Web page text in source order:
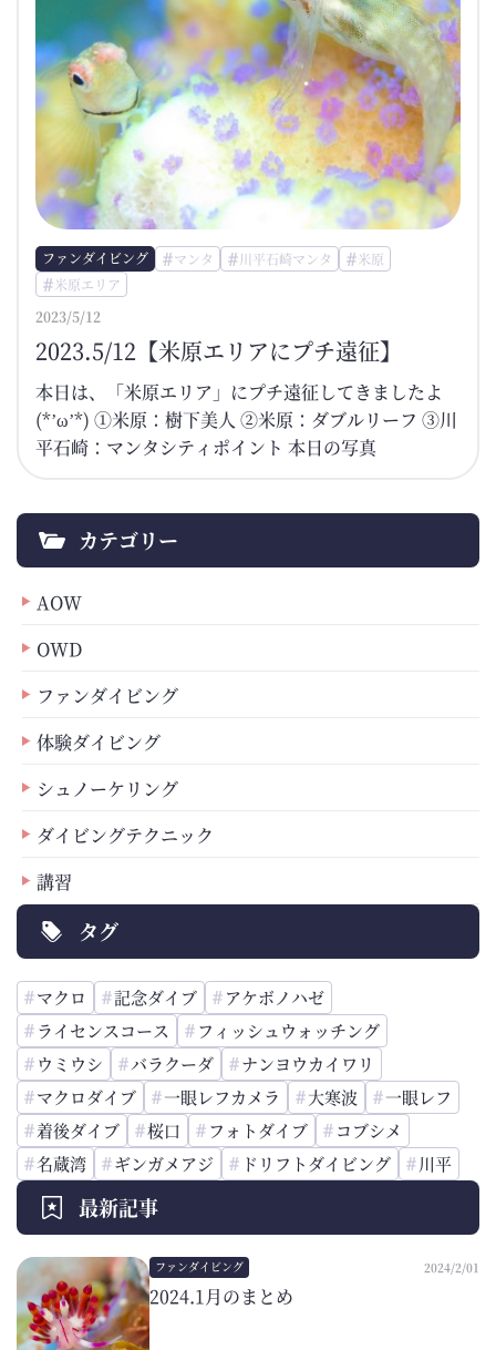
ファンダイビング マンタ 川平石崎マンタ
米原
米原エリア
2023/5/12
2023.5/12【米原エリアにプチ遠征】
本日は、「米原エリア」にプチ遠征してきましたよ
(*’ω’*) ①米原：樹下美人 ②米原：ダブルリーフ ③川
平石崎：マンタシティポイント 本日の写真
カテゴリー
AOW
OWD
ファンダイビング
体験ダイビング
シュノーケリング
ダイビングテクニック
講習
タグ
マクロ 記念ダイブ
アケボノハゼ
ライセンスコース
フィッシュウォッチング
ウミウシ
バラクーダ
ナンヨウカイワリ
マクロダイブ
一眼レフカメラ 大寒波
一眼レフ
着後ダイブ
桜口 フォトダイブ
コブシメ
名蔵湾
ギンガメアジ ドリフトダイビング 川平
最新記事
ファンダイビング 2024/2/01
2024.1月のまとめ